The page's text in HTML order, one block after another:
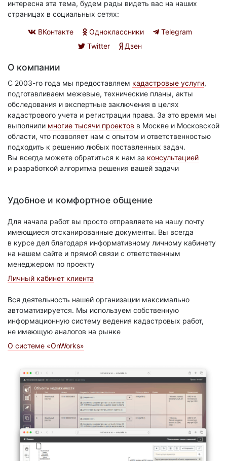
интересна эта тема, будем рады видеть вас на наших
страницах в социальных сетях:
ВКонтакте Одноклассники
Telegram
Twitter
Дзен
О компании
С 2003-го года мы предоставляем кадастровые услуги,
подготавливаем межевые, технические планы, акты
обследования и экспертные заключения в целях
кадастрового учета и регистрации права. За это время мы
выполнили многие тысячи проектов в Москве и Московской
области, что позволяет нам с опытом и ответственностью
подходить к решению любых поставленных задач.
Вы всегда можете обратиться к нам за консультацией
и разработкой алгоритма решения вашей задачи
Удобное и комфортное общение
Для начала работ вы просто отправляете на нашу почту
имеющиеся отсканированные документы. Вы всегда
в курсе дел благодаря информативному личному кабинету
на нашем сайте и прямой связи с ответственным
менеджером по проекту
Личный кабинет клиента
Вся деятельность нашей организации максимально
автоматизируется. Мы используем собственную
информационную систему ведения кадастровых работ,
не имеющую аналогов на рынке
О системе «OnWorks»